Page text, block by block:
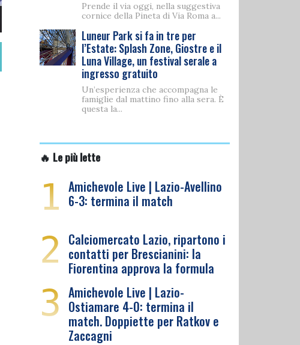
Prende il via oggi, nella suggestiva
cornice della Pineta di Via Roma a...
Luneur Park si fa in tre per
l’Estate: Splash Zone, Giostre e il
Luna Village, un festival serale a
ingresso gratuito
Un’esperienza che accompagna le
famiglie dal mattino fino alla sera. È
questa la...
🔥 Le più lette
1 Amichevole Live | Lazio-Avellino
6-3: termina il match
2 Calciomercato Lazio, ripartono i
contatti per Brescianini: la
Fiorentina approva la formula
3 Amichevole Live | Lazio-
Ostiamare 4-0: termina il
match. Doppiette per Ratkov e
Zaccagni